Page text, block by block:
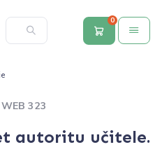
0
WEB 323
autoritu učitele.